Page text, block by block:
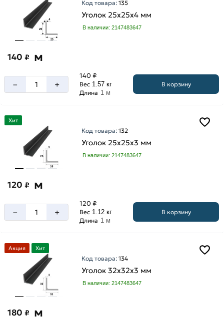
Код товара:135
Уголок 25х25х4 мм
В наличии: 2147483647
140 ₽ м
– +
140 ₽
Вес 1.57 кг
Длина 1 м
В корзину
Хит
Код товара:132
Уголок 25х25х3 мм
В наличии: 2147483647
120 ₽ м
– +
120 ₽
Вес 1.12 кг
Длина 1 м
В корзину
Акция Хит
Код товара:134
Уголок 32х32х3 мм
В наличии: 2147483647
180 ₽ м